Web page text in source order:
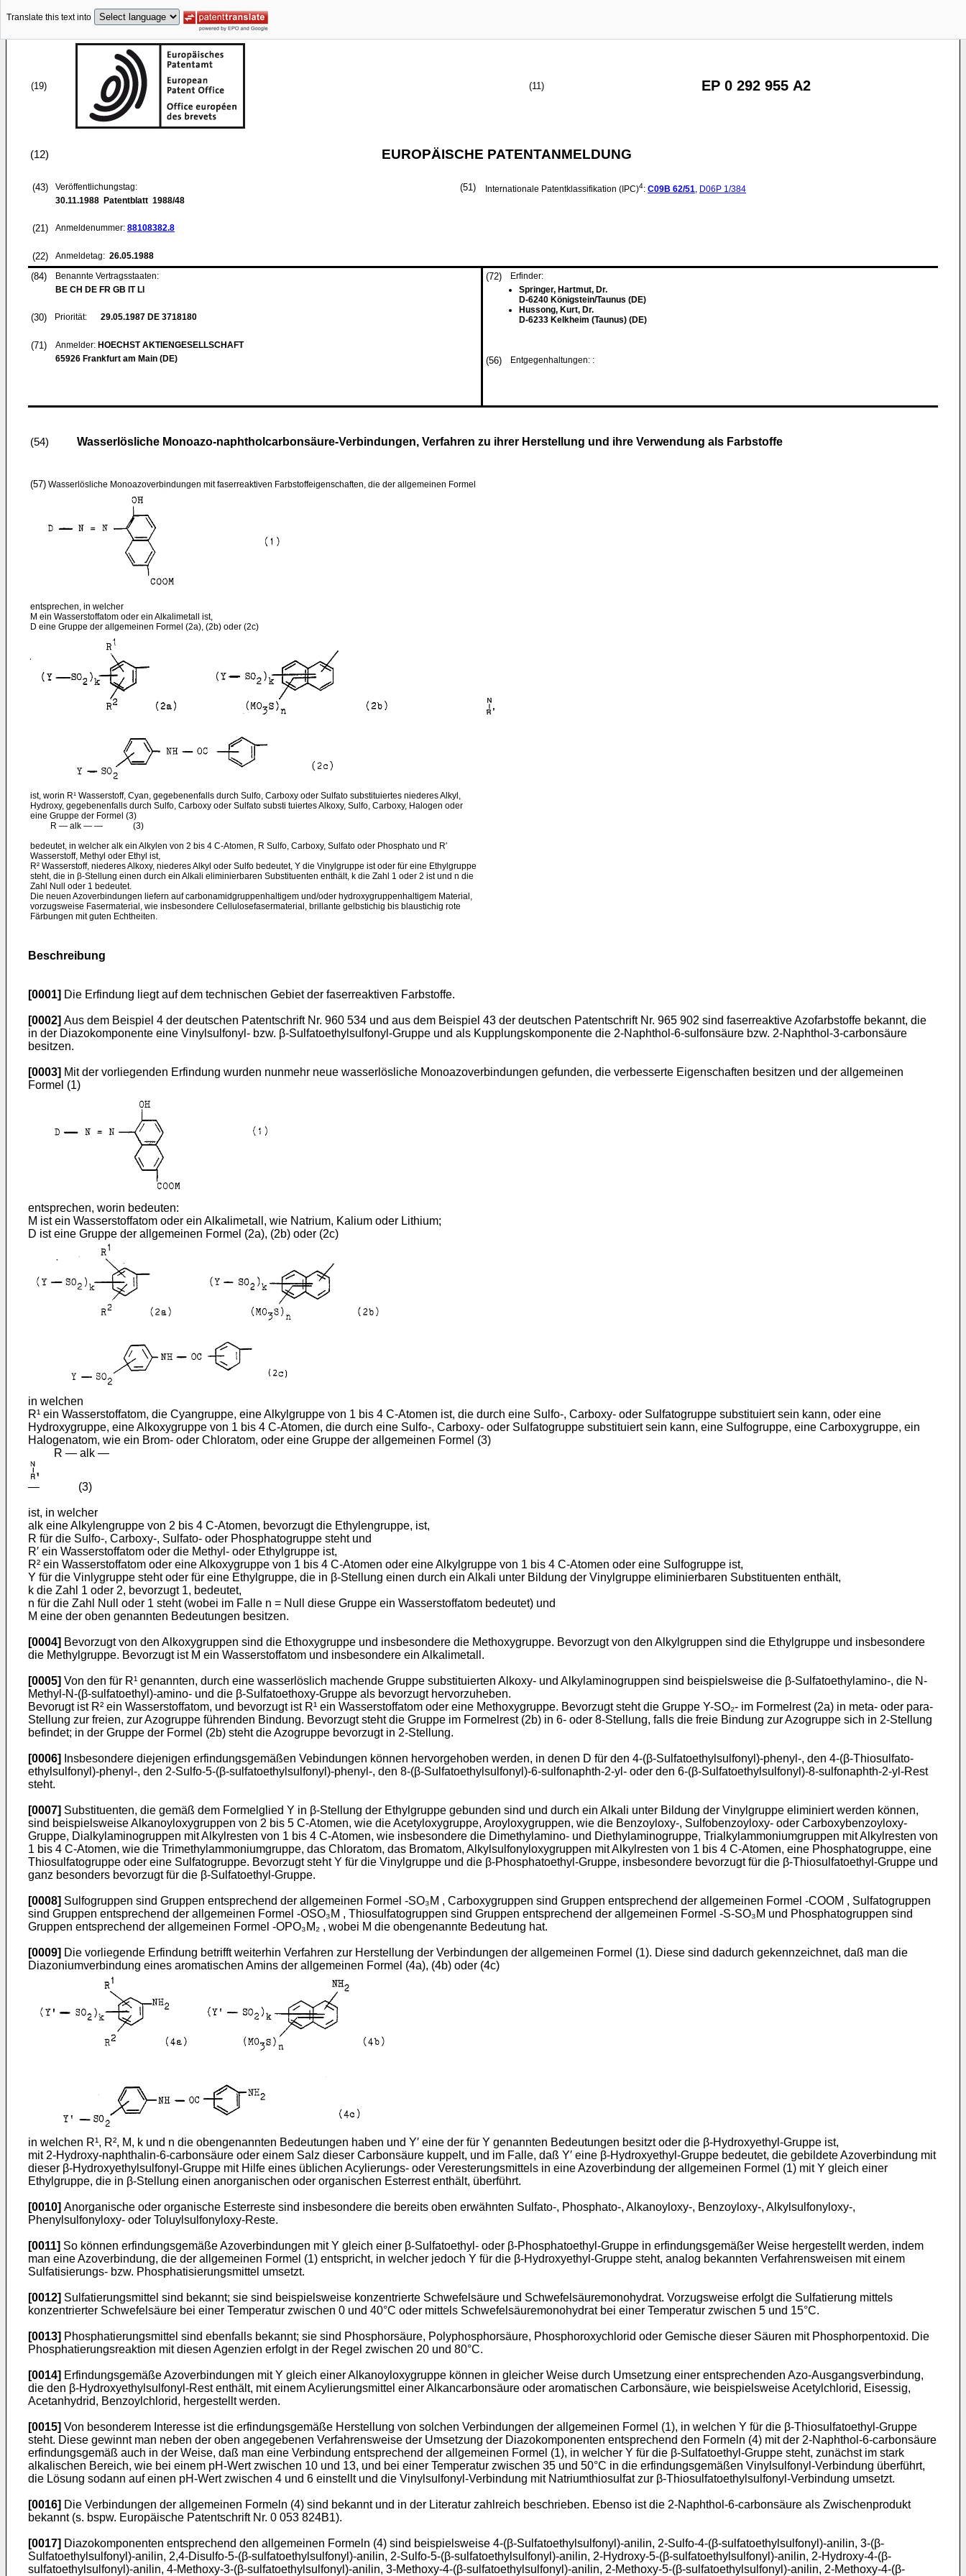
Translate this text into
(19) (11) EP 0 292 955 A2
(12) EUROPÄISCHE PATENTANMELDUNG
(43)
Veröffentlichungstag:
30.11.1988 Patentblatt 1988/48
(21) Anmeldenummer: 88108382.8
(22) Anmeldetag: 26.05.1988
(51) Internationale Patentklassifikation (IPC)4: C09B 62/51, D06P 1/384
(84)
Benannte Vertragsstaaten:
BE CH DE FR GB IT LI
(30) Priorität: 29.05.1987 DE 3718180
(71) Anmelder: HOECHST AKTIENGESELLSCHAFT
65926 Frankfurt am Main (DE)
(72)
Erfinder:
Springer, Hartmut, Dr.
D-6240 Königstein/Taunus (DE)
Hussong, Kurt, Dr.
D-6233 Kelkheim (Taunus) (DE)
(56) Entgegenhaltungen: :
(54) Wasserlösliche Monoazo-naphtholcarbonsäure-Verbindungen, Verfahren zu ihrer Herstellung und ihre Verwendung als Farbstoffe
(57) Wasserlösliche Monoazoverbindungen mit faserreaktiven Farbstoffeigenschaften, die der allgemeinen Formel
entsprechen, in welcher
M ein Wasserstoffatom oder ein Alkalimetall ist,
D eine Gruppe der allgemeinen Formel (2a), (2b) oder (2c)
ist, worin R¹ Wasserstoff, Cyan, gegebenenfalls durch Sulfo, Carboxy oder Sulfato substituiertes niederes Alkyl,
Hydroxy, gegebenenfalls durch Sulfo, Carboxy oder Sulfato substi­ tuiertes Alkoxy, Sulfo, Carboxy, Halogen oder
eine Gruppe der Formel (3)
R ― alk ― ― (3)
bedeutet, in welcher alk ein Alkylen von 2 bis 4 C-Atomen, R Sulfo, Carboxy, Sulfato oder Phosphato und R′
Wasserstoff, Methyl oder Ethyl ist,
R² Wasserstoff, niederes Alkoxy, niederes Alkyl oder Sulfo bedeutet, Y die Vinylgruppe ist oder für eine Ethylgruppe
steht, die in β-Stellung einen durch ein Alkali eliminier­baren Substituenten enthält, k die Zahl 1 oder 2 ist und n die
Zahl Null oder 1 bedeutet.
Die neuen Azoverbindungen liefern auf carbonamidgruppen­haltigem und/oder hydroxygruppenhaltigem Material,
vorzugsweise Fasermaterial, wie insbesondere Cellulose­fasermaterial, brillante gelbstichig bis blaustichig rote
Färbungen mit guten Echtheiten.
Beschreibung
[0001] Die Erfindung liegt auf dem technischen Gebiet der faserreaktiven Farbstoffe.
[0002] Aus dem Beispiel 4 der deutschen Patentschrift Nr. 960 534 und aus dem Beispiel 43 der deutschen Patentschrift Nr. 965 902 sind faserreaktive Azofarbstoffe bekannt, die
in der Diazokomponente eine Vinylsulfonyl- bzw. β-Sulfatoethylsulfonyl-Gruppe und als Kupplungskomponente die 2-Naphthol-6-sulfonsäure bzw. 2-Naphthol-3-carbonsäure
besitzen.
[0003] Mit der vorliegenden Erfindung wurden nunmehr neue wasserlösliche Monoazoverbindungen gefunden, die verbesserte Eigenschaften besitzen und der allgemeinen
Formel (1)
entsprechen, worin bedeuten:
M ist ein Wasserstoffatom oder ein Alkalimetall, wie Natrium, Kalium oder Lithium;
D ist eine Gruppe der allgemeinen Formel (2a), (2b) oder (2c)
in welchen
R¹ ein Wasserstoffatom, die Cyangruppe, eine Alkylgruppe von 1 bis 4 C-Atomen ist, die durch eine Sulfo-, Carboxy- oder Sulfatogruppe substituiert sein kann, oder eine
Hydroxygruppe, eine Alkoxygruppe von 1 bis 4 C-Atomen, die durch eine Sulfo-, Carboxy- oder Sulfatogruppe substituiert sein kann, eine Sulfogruppe, eine Carboxygruppe, ein
Halogenatom, wie ein Brom- oder Chloratom, oder eine Gruppe der allgemeinen Formel (3)
R ― alk ―
― (3)
ist, in welcher
alk eine Alkylengruppe von 2 bis 4 C-Atomen, bevorzugt die Ethylengruppe, ist,
R für die Sulfo-, Carboxy-, Sulfato- oder Phosphatogruppe steht und
R′ ein Wasserstoffatom oder die Methyl- oder Ethylgruppe ist,
R² ein Wasserstoffatom oder eine Alkoxygruppe von 1 bis 4 C-Atomen oder eine Alkylgruppe von 1 bis 4 C-Atomen oder eine Sulfogruppe ist,
Y für die Vinlygruppe steht oder für eine Ethylgruppe, die in β-Stellung einen durch ein Alkali unter Bildung der Vinylgruppe eliminierbaren Substituenten enthält,
k die Zahl 1 oder 2, bevorzugt 1, bedeutet,
n für die Zahl Null oder 1 steht (wobei im Falle n = Null diese Gruppe ein Wasserstoffatom bedeutet) und
M eine der oben genannten Bedeutungen besitzen.
[0004] Bevorzugt von den Alkoxygruppen sind die Ethoxygruppe und insbesondere die Methoxygruppe. Bevorzugt von den Alkylgruppen sind die Ethylgruppe und insbesondere
die Methylgruppe. Bevorzugt ist M ein Wasserstoffatom und insbesondere ein Alkalimetall.
[0005] Von den für R¹ genannten, durch eine wasserlöslich machende Gruppe substituierten Alkoxy- und Alkylaminogruppen sind beispielsweise die β-Sulfatoethylamino-, die N-
Methyl-N-­(β-sulfatoethyl)-amino- und die β-Sulfatoethoxy-Gruppe als bevorzugt hervorzuheben.
Bevorugt ist R² ein Wasserstoffatom, und bevorzugt ist R¹ ein Wasserstoffatom oder eine Methoxygruppe. Bevorzugt steht die Gruppe Y-SO₂- im Formelrest (2a) in meta- oder para-
Stellung zur freien, zur Azogruppe führenden Bindung. Bevorzugt steht die Gruppe im Formelrest (2b) in 6- oder 8-Stellung, falls die freie Bindung zur Azogruppe sich in 2-Stellung
befindet; in der Gruppe der Formel (2b) steht die Azogruppe bevorzugt in 2-Stellung.
[0006]
Insbesondere diejenigen erfindungsgemäßen Vebindungen können hervorgehoben werden, in denen D für den 4-(β-Sulfatoethylsulfonyl)-phenyl-, den 4-(β-Thiosulfato­
ethylsulfonyl)-phenyl-, den 2-Sulfo-5-(β-sulfatoethyl­sulfonyl)-phenyl-, den 8-(β-Sulfatoethylsulfonyl)-6-sulfo­naphth-2-yl- oder den 6-(β-Sulfatoethylsulfonyl)-8-sulfo­naphth-2-yl-Rest
steht.
[0007] Substituenten, die gemäß dem Formelglied Y in β-Stellung der Ethylgruppe gebunden sind und durch ein Alkali unter Bildung der Vinylgruppe eliminiert werden können,
sind beispielsweise Alkanoyloxygruppen von 2 bis 5 C-Atomen, wie die Acetyloxygruppe, Aroyloxygruppen, wie die Benzoyloxy-, Sulfobenzoyloxy- oder Carboxybenzoyloxy-
Gruppe, Dialkylaminogruppen mit Alkylresten von 1 bis 4 C-Atomen, wie insbesondere die Dimethylamino- und Diethylaminogruppe, Trialkylammoniumgruppen mit Alkylresten von
1 bis 4 C-Atomen, wie die Trimethylammoniumgruppe, das Chloratom, das Bromatom, Alkylsulfonyloxygruppen mit Alkylresten von 1 bis 4 C-Atomen, eine Phosphatogruppe, eine
Thiosulfatogruppe oder eine Sulfatogruppe. Bevorzugt steht Y für die Vinylgruppe und die β-Phosphatoethyl-Gruppe, insbesondere bevorzugt für die β-Thiosulfatoethyl-Gruppe und
ganz besonders bevorzugt für die β-Sulfatoethyl-Gruppe.
[0008] Sulfogruppen sind Gruppen entsprechend der allgemeinen Formel -SO₃M , Carboxygruppen sind Gruppen entsprechend der allgemeinen Formel -COOM , Sulfatogruppen
sind Gruppen entsprechend der allgemeinen Formel -OSO₃M , Thiosulfatogruppen sind Gruppen entsprechend der allgemeinen Formel -S-SO₃M und Phosphatogruppen sind
Gruppen entsprechend der allgemeinen Formel -OPO₃M₂ , wobei M die obengenannte Bedeutung hat.
[0009] Die vorliegende Erfindung betrifft weiterhin Verfahren zur Herstellung der Verbindungen der allgemeinen Formel (1). Diese sind dadurch gekennzeichnet, daß man die
Diazoniumverbindung eines aromatischen Amins der allgemeinen Formel (4a), (4b) oder (4c)
in welchen R¹, R², M, k und n die obengenannten Bedeutungen haben und Y′ eine der für Y genannten Bedeutungen besitzt oder die β-Hydroxyethyl-Gruppe ist,
mit 2-Hydroxy-naphthalin-6-carbonsäure oder einem Salz dieser Carbonsäure kuppelt, und im Falle, daß Y′ eine β-Hydroxyethyl-Gruppe bedeutet, die gebildete Azoverbindung mit
dieser β-Hydroxyethylsulfonyl-Gruppe mit Hilfe eines üblichen Acylierungs- oder Veresterungsmittels in eine Azoverbindung der allgemeinen Formel (1) mit Y gleich einer
Ethylgruppe, die in β-Stellung einen anorganischen oder organischen Esterrest enthält, überführt.
[0010] Anorganische oder organische Esterreste sind insbesondere die bereits oben erwähnten Sulfato-, Phosphato-, Alkanoyloxy-, Benzoyloxy-, Alkylsulfonyloxy-,
Phenylsulfonyloxy- oder Toluylsulfonyloxy-Reste.
[0011] So können erfindungsgemäße Azoverbindungen mit Y gleich einer β-Sulfatoethyl- oder β-Phosphatoethyl-Gruppe in erfindungsgemäßer Weise hergestellt werden, indem
man eine Azoverbindung, die der allgemeinen Formel (1) entspricht, in welcher jedoch Y für die β-Hydroxyethyl-Gruppe steht, analog bekannten Verfahrensweisen mit einem
Sulfatisierungs- bzw. Phosphatisierungsmittel umsetzt.
[0012] Sulfatierungsmittel sind bekannt; sie sind beispielsweise konzentrierte Schwefelsäure und Schwefelsäuremonohydrat. Vorzugsweise erfolgt die Sulfatierung mittels
konzentrierter Schwefelsäure bei einer Temperatur zwischen 0 und 40°C oder mittels Schwefelsäuremonohydrat bei einer Temperatur zwischen 5 und 15°C.
[0013] Phosphatierungsmittel sind ebenfalls bekannt; sie sind Phosphorsäure, Polyphosphorsäure, Phosphoroxychlorid oder Gemische dieser Säuren mit Phosphorpentoxid. Die
Phosphatierungsreaktion mit diesen Agenzien erfolgt in der Regel zwischen 20 und 80°C.
[0014] Erfindungsgemäße Azoverbindungen mit Y gleich einer Alkanoyloxygruppe können in gleicher Weise durch Umsetzung einer entsprechenden Azo-Ausgangsverbindung,
die den β-Hydroxyethylsulfonyl-Rest enthält, mit einem Acylierungsmittel einer Alkancarbonsäure oder aromatischen Carbonsäure, wie beispielsweise Acetylchlorid, Eisessig,
Acetanhydrid, Benzoylchlorid, hergestellt werden.
[0015] Von besonderem Interesse ist die erfindungsgemäße Herstellung von solchen Verbindungen der allgemeinen Formel (1), in welchen Y für die β-Thiosulfatoethyl-Gruppe
steht. Diese gewinnt man neben der oben angegebenen Verfahrensweise der Umsetzung der Diazokomponenten entsprechend den Formeln (4) mit der 2-Naphthol-6-carbonsäure
erfindungsgemäß auch in der Weise, daß man eine Verbindung entsprechend der allgemeinen Formel (1), in welcher Y für die β-Sulfatoethyl-Gruppe steht, zunächst im stark
alkalischen Bereich, wie bei einem pH-Wert zwischen 10 und 13, und bei einer Temperatur zwischen 35 und 50°C in die erfindungsgemäßen Vinylsulfonyl-Verbindung überführt,
die Lösung sodann auf einen pH-Wert zwischen 4 und 6 einstellt und die Vinylsulfonyl-Verbindung mit Natriumthiosulfat zur β-Thiosulfatoethylsulfonyl-Verbindung umsetzt.
[0016] Die Verbindungen der allgemeinen Formeln (4) sind bekannt und in der Literatur zahlreich beschrieben. Ebenso ist die 2-Naphthol-6-carbonsäure als Zwischenprodukt
bekannt (s. bspw. Europäische Patentschrift Nr. 0 053 824B1).
[0017] Diazokomponenten entsprechend den allgemeinen Formeln (4) sind beispielsweise 4-(β-Sulfatoethylsulfonyl)-anilin, 2-Sulfo-4-(β-sulfatoethylsulfonyl)-anilin, 3-(β-
Sulfatoethylsulfonyl)-anilin, 2,4-Disulfo-5-(β-sulfato­ethylsulfonyl)-anilin, 2-Sulfo-5-(β-sulfatoethylsulfonyl)-­anilin, 2-Hydroxy-5-(β-sulfatoethylsulfonyl)-anilin, 2-Hydroxy-4-(β-
sulfatoethylsulfonyl)-anilin, 4-Methoxy-3-­(β-sulfatoethylsulfonyl)-anilin, 3-Methoxy-4-(β-sulfato­ethylsulfonyl)-anilin, 2-Methoxy-5-(β-sulfatoethylsulfonyl)-­anilin, 2-Methoxy-4-(β-